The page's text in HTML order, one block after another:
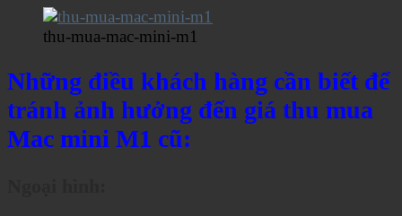
thu-mua-mac-mini-m1
Những điều khách hàng cần biết để
tránh ảnh hưởng đến giá thu mua
Mac mini M1 cũ: